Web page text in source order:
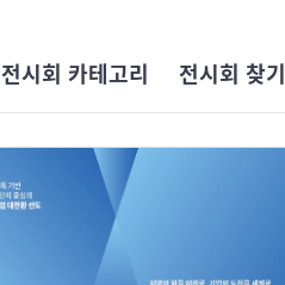
전시회 카테고리 전시회 찾기